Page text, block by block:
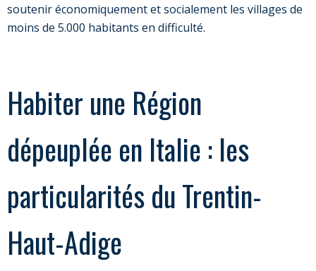
soutenir économiquement et socialement les villages de
moins de 5.000 habitants en difficulté.
Habiter une Région
dépeuplée en Italie : les
particularités du Trentin-
Haut-Adige